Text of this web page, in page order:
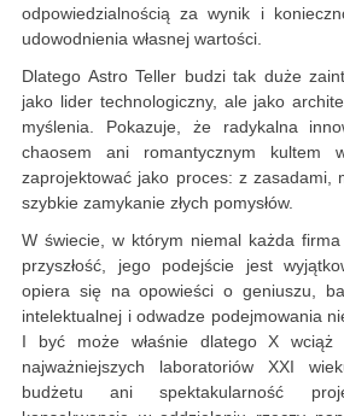
odpowiedzialnością za wynik i
udowodnienia własnej wartości.
Dlatego Astro Teller budzi tak duże
jako lider technologiczny, ale jako
myślenia. Pokazuje, że radykalna
chaosem ani romantycznym kultem
zaprojektować jako proces: z zasadami,
szybkie zamykanie złych pomysłów.
W świecie, w którym niemal każda
przyszłość, jego podejście jest
opiera się na opowieści o geniuszu,
intelektualnej i odwadze podejmowania
I być może właśnie dlatego X wciąż
najważniejszych laboratoriów XXI
budżetu ani spektakularność